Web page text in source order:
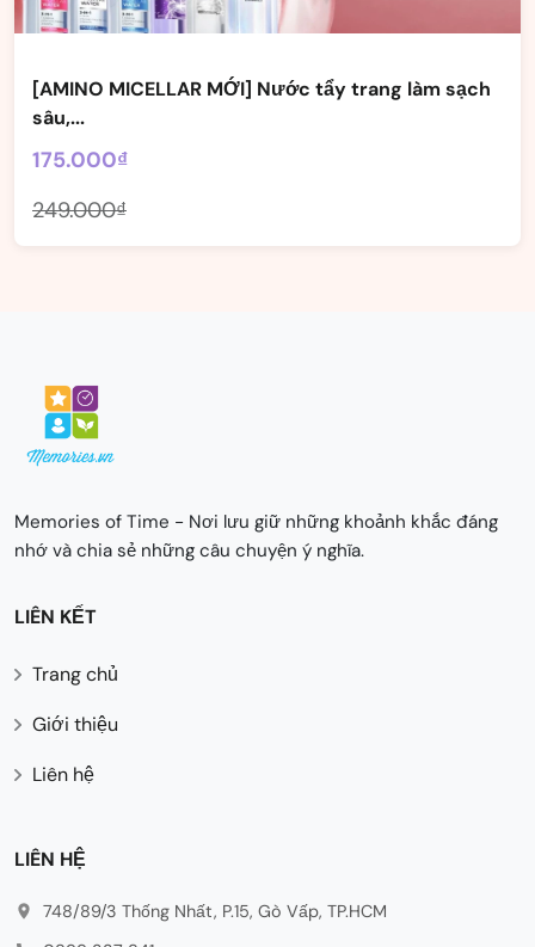
[AMINO MICELLAR MỚI] Nước tẩy trang làm sạch
sâu,...
175.000₫
249.000₫
Memories of Time - Nơi lưu giữ những khoảnh khắc đáng
nhớ và chia sẻ những câu chuyện ý nghĩa.
LIÊN KẾT
Trang chủ
Giới thiệu
Liên hệ
LIÊN HỆ
748/89/3 Thống Nhất, P.15, Gò Vấp, TP.HCM